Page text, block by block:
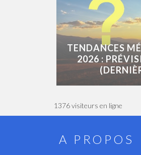
TENDANCES
2026 :
1376 visiteurs en ligne
A PROPOS